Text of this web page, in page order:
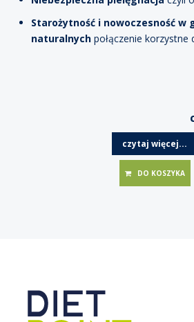
Starożytność i nowoczesność w
naturalnych połączenie korzystne
czytaj więcej...
DO KOSZYKA